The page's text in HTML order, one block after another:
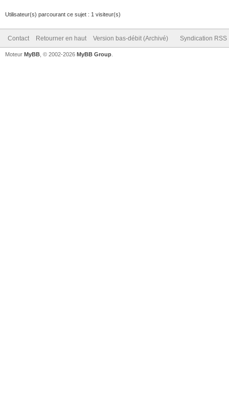
Utilisateur(s) parcourant ce sujet : 1 visiteur(s)
Contact Retourner en haut Version bas-débit (Archivé) Syndication RSS
Moteur MyBB , © 2002-2026 MyBB Group